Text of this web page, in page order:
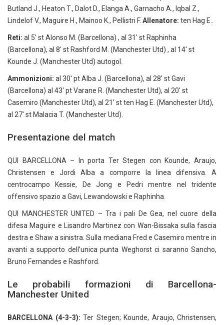
Butland J., Heaton T., Dalot D., Elanga A., Garnacho A., Iqbal Z.,
Lindelof V., Maguire H., Mainoo K., Pellistri F. Allenatore: ten Hag E..
Reti: al 5′ st Alonso M. (Barcellona) , al 31′ st Raphinha
(Barcellona), al 8′ st Rashford M. (Manchester Utd) , al 14′ st
Kounde J. (Manchester Utd) autogol.
Ammonizioni: al 30′ pt Alba J. (Barcellona), al 28′ st Gavi
(Barcellona) al 43′ pt Varane R. (Manchester Utd), al 20′ st
Casemiro (Manchester Utd), al 21′ st ten Hag E. (Manchester Utd),
al 27′ st Malacia T. (Manchester Utd).
Presentazione del match
QUI BARCELLONA – In porta Ter Stegen con Kounde, Araujo,
Christensen e Jordi Alba a comporre la linea difensiva. A
centrocampo Kessie, De Jong e Pedri mentre nel tridente
offensivo spazio a Gavi, Lewandowski e Raphinha.
QUI MANCHESTER UNITED – Tra i pali De Gea, nel cuore della
difesa Maguire e Lisandro Martinez con Wan-Bissaka sulla fascia
destra e Shaw a sinistra. Sulla mediana Fred e Casemiro mentre in
avanti a supporto dell’unica punta Weghorst ci saranno Sancho,
Bruno Fernandes e Rashford.
Le probabili formazioni di Barcellona-
Manchester United
BARCELLONA (4-3-3): Ter Stegen; Kounde, Araujo, Christensen,